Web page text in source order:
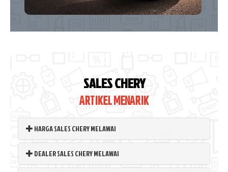
SALES CHERY
ARTIKEL MENARIK
HARGA SALES CHERY MELAWAI
DEALER SALES CHERY MELAWAI